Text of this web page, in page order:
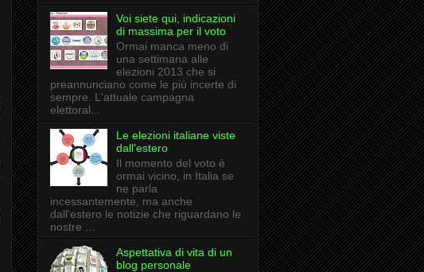
Voi siete qui, indicazioni
di massima per il voto
Ormai manca meno di
una settimana alle
elezioni 2013 che si
preannunciano come le più incerte di
sempre. L'attuale campagna
elettoral...
Le elezioni italiane viste
dall'estero
Il momento del voto è
ormai vicino, in Italia se
ne parla
incessantemente, ma anche
dall'estero le notizie che riguardano le
nostre ...
Aspettativa di vita di un
blog personale